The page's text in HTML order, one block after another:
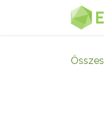
Kihagyás és